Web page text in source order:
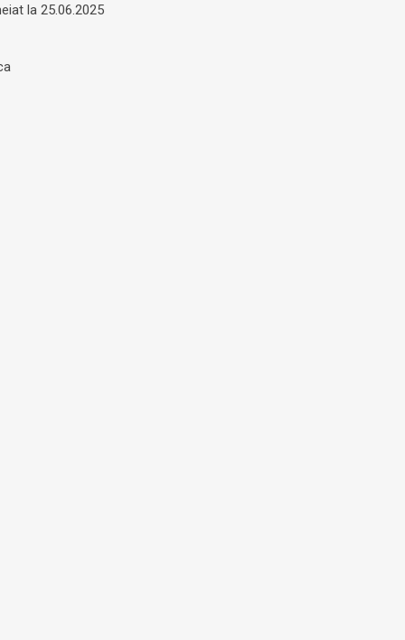
la 25.06.2025